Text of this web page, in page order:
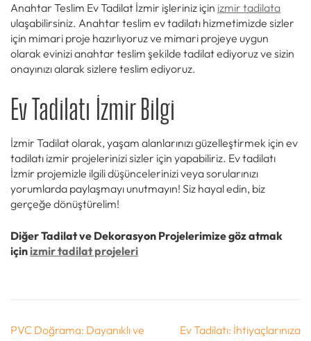
Anahtar Teslim Ev Tadilat İzmir işleriniz için izmir tadilata
ulaşabilirsiniz. Anahtar teslim ev tadilatı hizmetimizde sizler
için mimari proje hazırlıyoruz ve mimari projeye uygun
olarak evinizi anahtar teslim şekilde tadilat ediyoruz ve sizin
onayınızı alarak sizlere teslim ediyoruz.
Ev Tadilatı İzmir Bilgi
İzmir Tadilat olarak, yaşam alanlarınızı güzelleştirmek için ev
tadilatı izmir projelerinizi sizler için yapabiliriz. Ev tadilatı
İzmir projemizle ilgili düşüncelerinizi veya sorularınızı
yorumlarda paylaşmayı unutmayın! Siz hayal edin, biz
gerçeğe dönüştürelim!
Diğer Tadilat ve Dekorasyon Projelerimize göz atmak
içinizmir tadilat projeleri
Yazı
PVC Doğrama: Dayanıklı ve
Ev Tadilatı: İhtiyaçlarınıza